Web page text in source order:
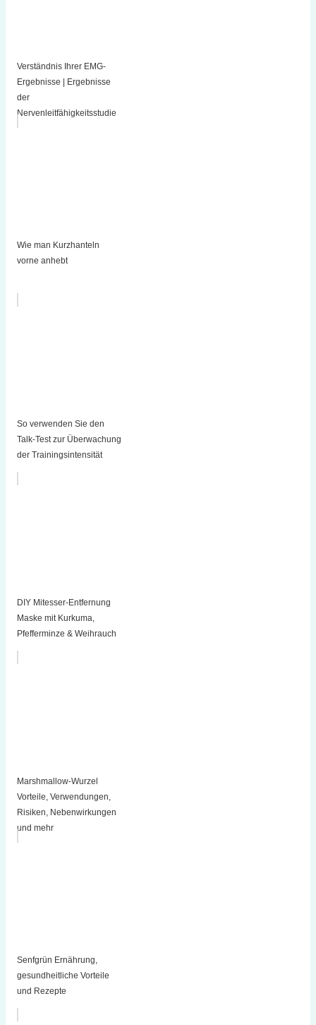
Verständnis Ihrer EMG-
Ergebnisse | Ergebnisse
der
Nervenleitfähigkeitsstudie
Wie man Kurzhanteln
vorne anhebt
So verwenden Sie den
Talk-Test zur Überwachung
der Trainingsintensität
DIY Mitesser-Entfernung
Maske mit Kurkuma,
Pfefferminze & Weihrauch
Marshmallow-Wurzel
Vorteile, Verwendungen,
Risiken, Nebenwirkungen
und mehr
Senfgrün Ernährung,
gesundheitliche Vorteile
und Rezepte